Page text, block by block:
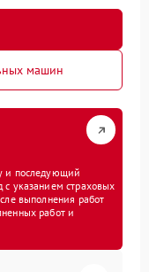
машин
и последующий
с указанием страховых
выполнения работ
работ и